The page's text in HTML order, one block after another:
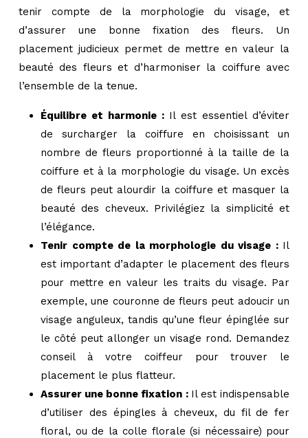
tenir compte de la morphologie du visage, et
d’assurer une bonne fixation des fleurs. Un
placement judicieux permet de mettre en valeur la
beauté des fleurs et d’harmoniser la coiffure avec
l’ensemble de la tenue.
Équilibre et harmonie : Il est essentiel d’éviter
de surcharger la coiffure en choisissant un
nombre de fleurs proportionné à la taille de la
coiffure et à la morphologie du visage. Un excès
de fleurs peut alourdir la coiffure et masquer la
beauté des cheveux. Privilégiez la simplicité et
l’élégance.
Tenir compte de la morphologie du visage : Il
est important d’adapter le placement des fleurs
pour mettre en valeur les traits du visage. Par
exemple, une couronne de fleurs peut adoucir un
visage anguleux, tandis qu’une fleur épinglée sur
le côté peut allonger un visage rond. Demandez
conseil à votre coiffeur pour trouver le
placement le plus flatteur.
Assurer une bonne fixation : Il est indispensable
d’utiliser des épingles à cheveux, du fil de fer
floral, ou de la colle florale (si nécessaire) pour